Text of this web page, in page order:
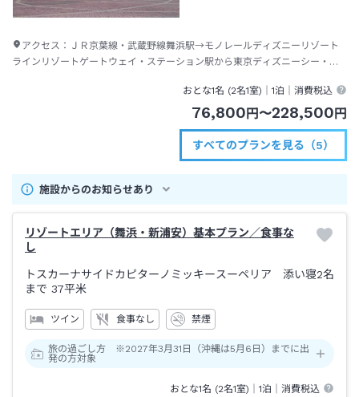
アクセス： ＪＲ京葉線・武蔵野線舞浜駅→モノレールディズニーリゾート
ラインリゾートゲートウェイ・ステーション駅から東京ディズニーシー・ス
おとな1名 (2名1室)｜1泊 ｜消費税込
76,800 円 〜228,500 円
すべてのプランを見る（5）
施設からのお知らせあり
リゾートエリア（舞浜・新浦安）基本プラン／食事な
し
トスカーナサイドカピターノミッキースーペリア 添い寝2名
まで 37平米
ツイン 食事なし 禁煙
旅の過ごし方 ※2027年3月31日（沖縄は5月6日）までに出
発の方対象
おとな1名 (2名1室)｜1泊 ｜消費税込